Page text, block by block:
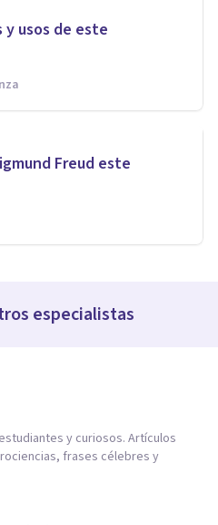
usos de este
Freud este
especialistas
y curiosos. Artículos
frases célebres y